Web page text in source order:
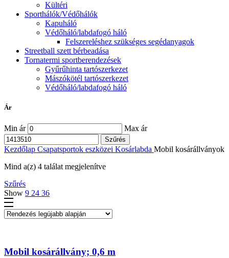
Kültéri
Sporthálók/Védőhálók
Kapuháló
Védőháló/labdafogó háló
Felszereléshez szükséges segédanyagok
Streetball szett bérbeadása
Tornatermi sportberendezések
Gyűrűhinta tartószerkezet
Mászókötél tartószerkezet
Védőháló/labdafogó háló
Ár
Min ár Max ár
Szűrés
Kezdőlap Csapatsportok eszközei Kosárlabda Mobil kosárállványok
Mind a(z) 4 találat megjelenítve
Szűrés
Show 9 24 36
Mobil kosárállvány; 0,6 m